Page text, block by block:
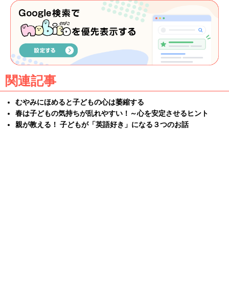
関連記事
むやみにほめると子どもの心は萎縮する
春は子どもの気持ちが乱れやすい！～心を安定させるヒント
親が教える！ 子どもが「英語好き」になる３つのお話